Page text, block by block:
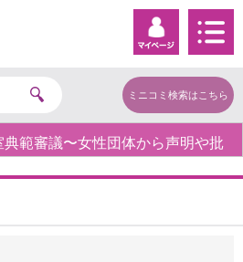
ミニコミ検索はこちら
範審議〜女性団体から声明や批